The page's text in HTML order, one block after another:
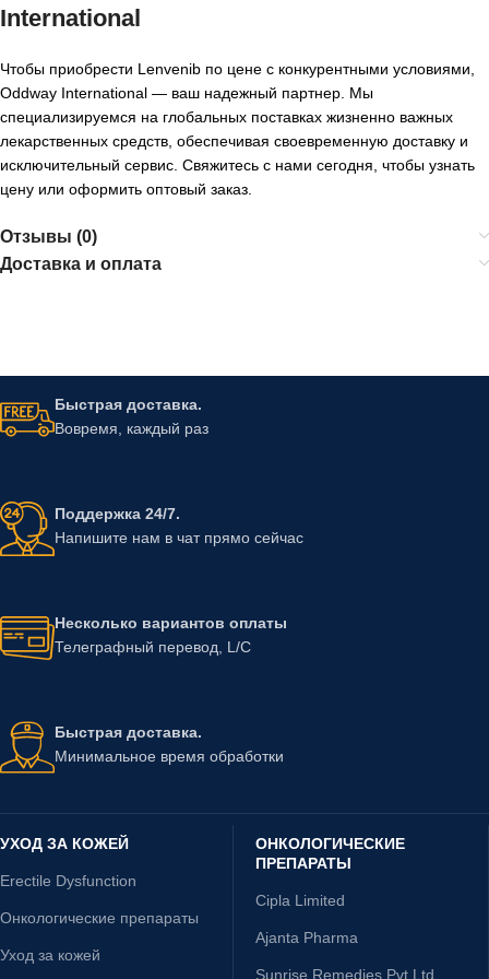
International
Чтобы приобрести Lenvenib по цене с конкурентными условиями,
Oddway International — ваш надежный партнер. Мы
специализируемся на глобальных поставках жизненно важных
лекарственных средств, обеспечивая своевременную доставку и
исключительный сервис. Свяжитесь с нами сегодня, чтобы узнать
цену или оформить оптовый заказ.
Отзывы (0)
Доставка и оплата
Быстрая доставка.
Вовремя, каждый раз
Поддержка 24/7.
Напишите нам в чат прямо сейчас
Несколько вариантов оплаты
Телеграфный перевод, L/C
Быстрая доставка.
Минимальное время обработки
УХОД ЗА КОЖЕЙ
Erectile Dysfunction
Онкологические препараты
Уход за кожей
ОНКОЛОГИЧЕСКИЕ
ПРЕПАРАТЫ
Cipla Limited
Ajanta Pharma
Sunrise Remedies Pvt Ltd